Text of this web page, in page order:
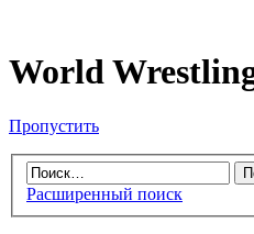
World
Пропустить
Расширенный поиск